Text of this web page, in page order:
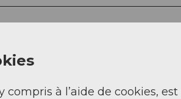
compris à l’aide de cookies,